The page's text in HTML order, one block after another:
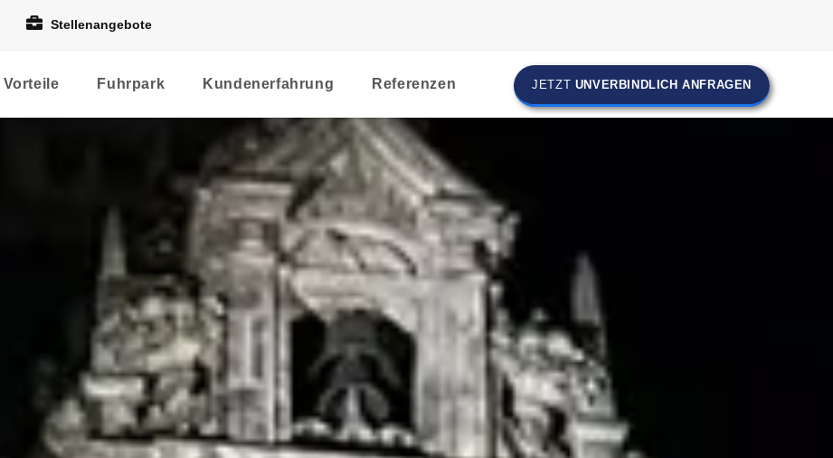
Stellenangebote
Vorteile Fuhrpark Kundenerfahrung Referenzen JETZT UNVERBINDLICH ANFRAGEN